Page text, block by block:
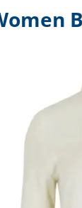
en verf
schoenen